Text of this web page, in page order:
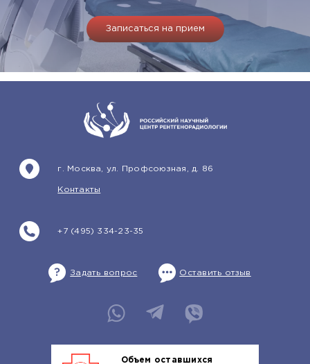
Записаться на прием
+7 (495) 334-23-35
г. Москва, ул. Профсоюзная, д. 86
Контакты
Задать вопрос Оставить отзыв
Объем оставшихся